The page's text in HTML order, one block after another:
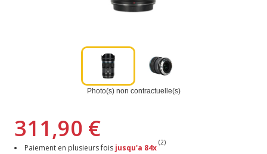
Photo(s) non contractuelle(s)
311,90 €
Paiement en plusieurs fois jusqu'a 84x
(2)